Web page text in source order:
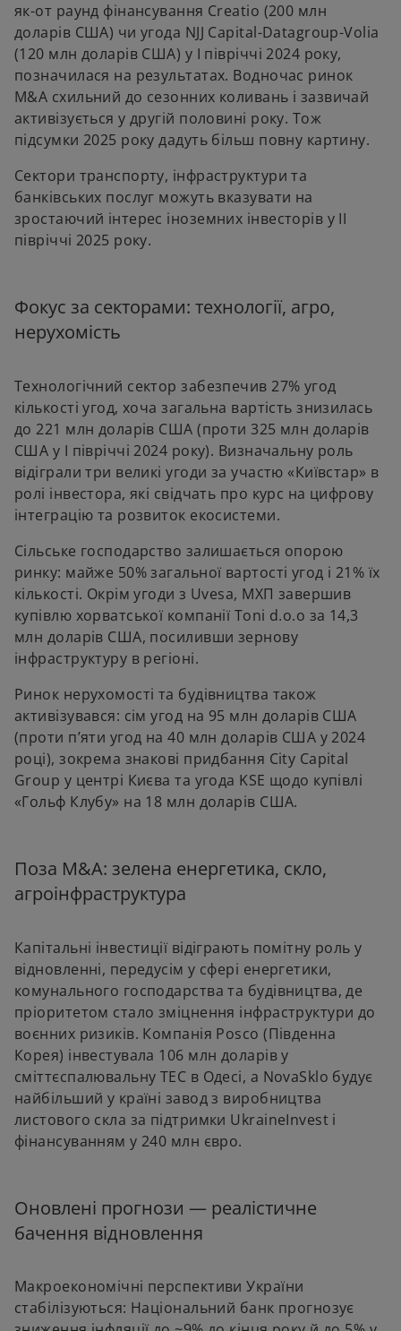
як-от раунд фінансування Creatio (200 млн
доларів США) чи угода NJJ Capital-Datagroup-Volia
(120 млн доларів США) у І півріччі 2024 року,
позначилася на результатах. Водночас ринок
M&A схильний до сезонних коливань і зазвичай
активізується у другій половині року. Тож
підсумки 2025 року дадуть більш повну картину.
Сектори транспорту, інфраструктури та
банківських послуг можуть вказувати на
зростаючий інтерес іноземних інвесторів у ІІ
півріччі 2025 року.
Фокус за секторами: технології, агро,
нерухомість
Технологічний сектор забезпечив 27% угод
кількості угод, хоча загальна вартість знизилась
до 221 млн доларів США (проти 325 млн доларів
США у І півріччі 2024 року). Визначальну роль
відіграли три великі угоди за участю «Київстар» в
ролі інвестора, які свідчать про курс на цифрову
інтеграцію та розвиток екосистеми.
Сільське господарство залишається опорою
ринку: майже 50% загальної вартості угод і 21% їх
кількості. Окрім угоди з Uvesa, МХП завершив
купівлю хорватської компанії Toni d.o.o за 14,3
млн доларів США, посиливши зернову
інфраструктуру в регіоні.
Ринок нерухомості та будівництва також
активізувався: сім угод на 95 млн доларів США
(проти п’яти угод на 40 млн доларів США у 2024
році), зокрема знакові придбання City Capital
Group у центрі Києва та угода KSE щодо купівлі
«Гольф Клубу» на 18 млн доларів США.
Поза M&A: зелена енергетика, скло,
агроінфраструктура
Капітальні інвестиції відіграють помітну роль у
відновленні, передусім у сфері енергетики,
комунального господарства та будівництва, де
пріоритетом стало зміцнення інфраструктури до
воєнних ризиків. Компанія Posco (Південна
Корея) інвестувала 106 млн доларів у
сміттєспалювальну ТЕС в Одесі, а NovaSklo будує
найбільший у країні завод з виробництва
листового скла за підтримки UkraineInvest і
фінансуванням у 240 млн євро.
Оновлені прогнози — реалістичне
бачення відновлення
Макроекономічні перспективи України
стабілізуються: Національний банк прогнозує